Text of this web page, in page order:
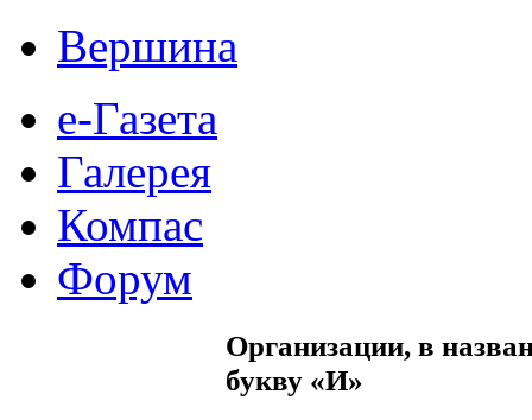
Вершина
е-Газета
Галерея
Компас
Форум
Организации, в
букву «И»